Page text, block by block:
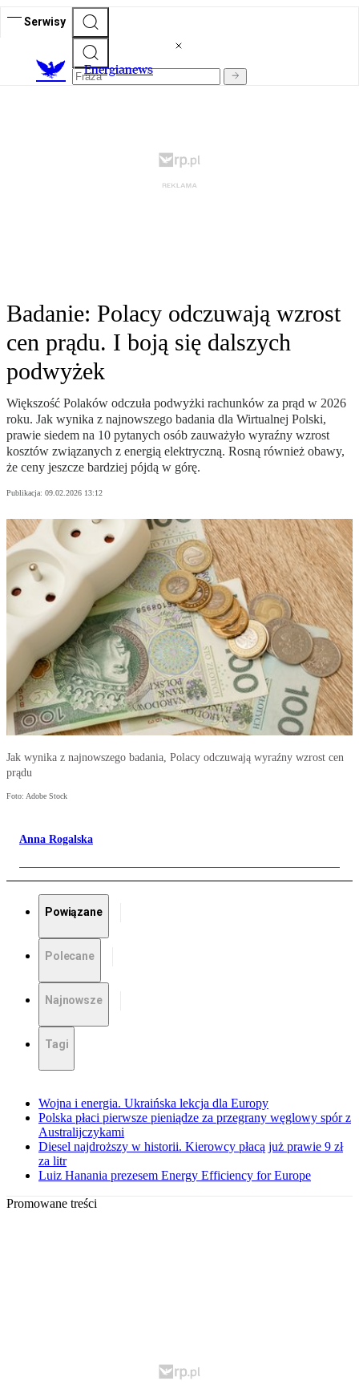
Serwisy
Energianews
Badanie: Polacy odczuwają wzrost
cen prądu. I boją się dalszych
podwyżek
Większość Polaków odczuła podwyżki rachunków za prąd w 2026
roku. Jak wynika z najnowszego badania dla Wirtualnej Polski,
prawie siedem na 10 pytanych osób zauważyło wyraźny wzrost
kosztów związanych z energią elektryczną. Rosną również obawy,
że ceny jeszcze bardziej pójdą w górę.
Publikacja: 09.02.2026 13:12
Jak wynika z najnowszego badania, Polacy odczuwają wyraźny wzrost cen
prądu
Foto: Adobe Stock
Anna Rogalska
Powiązane
Polecane
Najnowsze
Tagi
Wojna i energia. Ukraińska lekcja dla Europy
Polska płaci pierwsze pieniądze za przegrany węglowy spór z
Australijczykami
Diesel najdroższy w historii. Kierowcy płacą już prawie 9 zł
za litr
Luiz Hanania prezesem Energy Efficiency for Europe
Promowane treści